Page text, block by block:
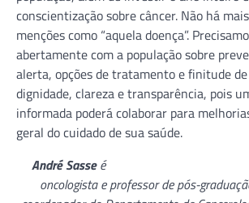
conscientização sobre câncer. Não há
menções como “aquela doença”.
abertamente com a população sobre
alerta, opções de tratamento e finitude
dignidade, clareza e transparência, pois
informada poderá colaborar para
geral do cuidado de sua saúde.
André Sasseé
oncologista e professor de pós-